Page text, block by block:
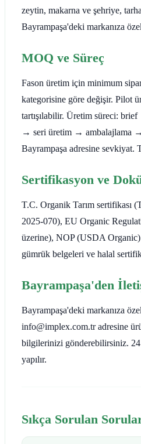
zeytin, makarna ve şehriye,
Bayrampaşa'deki markanıza
MOQ ve Süreç
Fason üretim için minimum
kategorisine göre değişir. Pilot
tartışılabilir. Üretim süreci:
→ seri üretim → ambalajlama
Bayrampaşa adresine sevkiyat.
Sertifikasyon ve
T.C. Organik Tarım sertifikası
2025-070), EU Organic
üzerine), NOP (USDA
gümrük belgeleri ve halal
Bayrampaşa'den
Bayrampaşa'deki markanıza
info@implex.com.tr adresine
bilgilerinizi gönderebilirsiniz.
yapılır.
Sıkça Sorulan